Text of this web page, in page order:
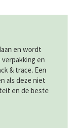
en wordt
en
& trace. Een
als deze niet
en de beste